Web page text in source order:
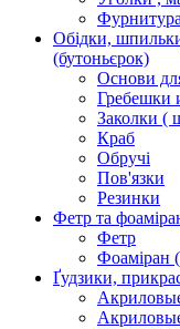
Обідки,
(бутоньєрок)
Основи
Гребешки
Заколки (
Краб
Обручі
Пов'язки
Резинки
Фетр та
Фетр
Ґудзики,